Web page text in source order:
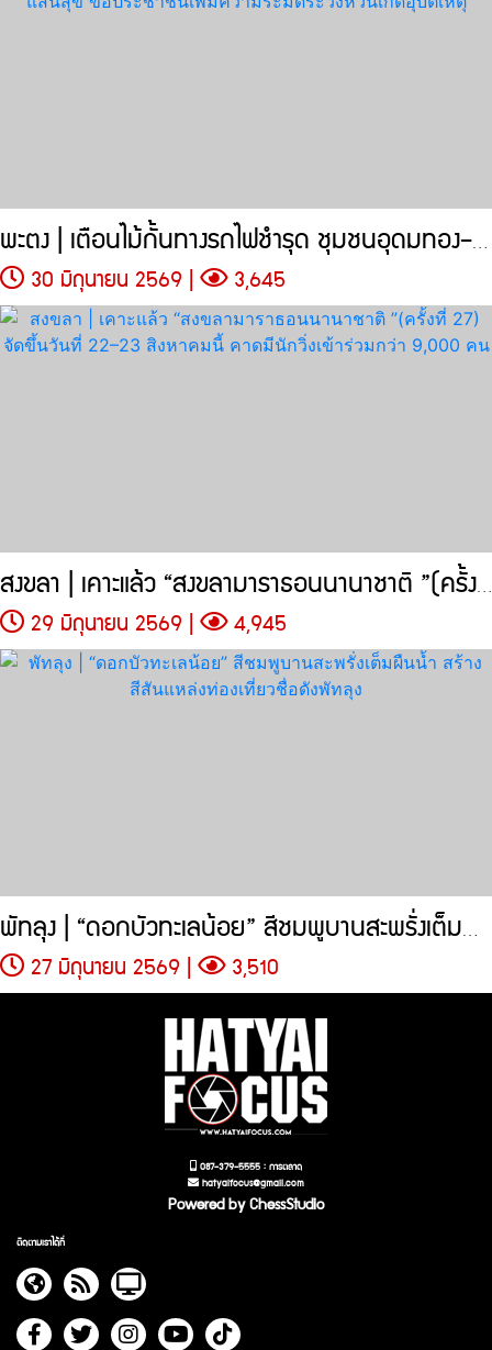
พะตง | เตือนไม้กั้นทางรถไฟชำรุด ชุมชนอุดมทอง–ชุมชนแสนสุข
30 มิถุนายน 2569 | 3,645
สงขลา | เคาะแล้ว “สงขลามาราธอนนานาชาติ ”(ครั้งที่ 27) จัดขึ้นวันที่
29 มิถุนายน 2569 | 4,945
พัทลุง | “ดอกบัวทะเลน้อย” สีชมพูบานสะพรั่งเต็มผืนน้ำ
27 มิถุนายน 2569 | 3,510
087-379-5555 : การตลาด
hatyaifocus@gmail.com
Powered by ChessStudio
ติดตามเราได้ที่